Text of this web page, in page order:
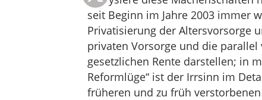
seit Beginn im Jahre 2003 immer
Privatisierung der Altersvorsorge
privaten Vorsorge und die
gesetzlichen Rente darstellen; in
Reformlüge“ ist der Irrsinn im
früheren und zu früh